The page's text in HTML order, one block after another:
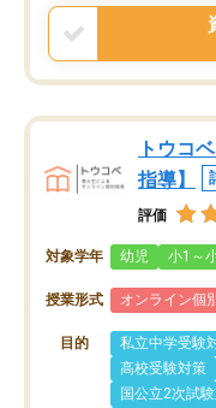
トウコ
指導】
評価
対象学年 幼児 小1～
授業形式 オンライン個
目的 私立中学受験
高校受験対策
国公立2次試